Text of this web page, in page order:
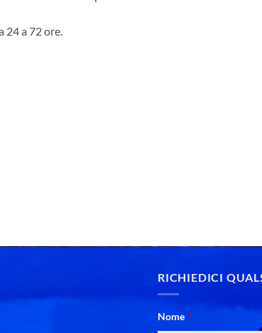
24 a 72 ore.
RICHIEDICI
Nome *